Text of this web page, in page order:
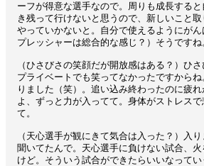
ーフが得意な選手なので。周りも成長する
き残って行けないと思うので、新しいこと
やっていかないと。自分で使えるようにが
プレッシャーは総合的な感じ？）そうですね
（ひさびさの笑顔だが開放感はある？）ひさ
プライベートでも笑ってなかったですから
りました（笑）。追い込み終わったのに疲
よ、ずっと力が入ってて。身体がストレス
て。
（天心選手が観にきて気合は入った？）入
聞いてたんで。天心選手に負けない試合、
けど。そういう試合ができたらいいなってい